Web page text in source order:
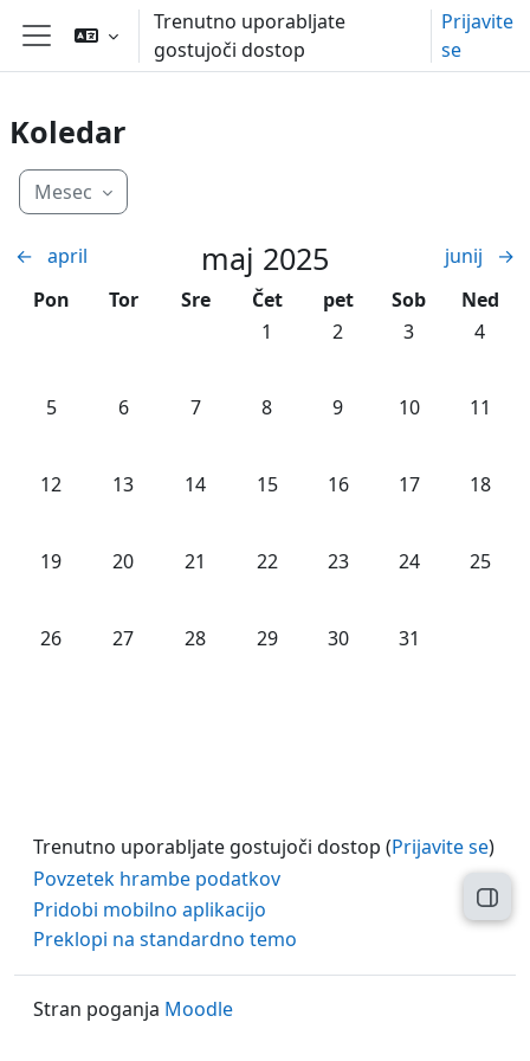
Preskoči na glavno vsebino
Stransko polje
Trenutno uporabljate
gostujoči dostop
Prijavite
se
Koledar
Mesec
← april maj 2025 junij
→
Ponedeljek
Pon Torek
Tor Sreda
Sre Četrtek
Čet petek
pet Sobota
Sob
Ned
Ni dogodkov, četrtek, 1. maj
1 Ni dogodkov, petek, 2.
2 Ni dogodkov,
3 Ni
4
Ni dogodkov, ponedeljek, 5. maj
5 Ni dogodkov, torek, 6. maj
6 Ni dogodkov, sreda, 7. maj
7 Ni dogodkov, četrtek, 8. maj
8 Ni dogodkov, petek, 9.
9 Ni dogodkov,
10 Ni
11
Ni dogodkov, ponedeljek, 12. maj
12 Ni dogodkov, torek, 13. maj
13 Ni dogodkov, sreda, 14. maj
14 Ni dogodkov, četrtek, 15. maj
15 Ni dogodkov, petek,
16 Ni dogodkov,
17 Ni
18
Ni dogodkov, ponedeljek, 19. maj
19 Ni dogodkov, torek, 20. maj
20 Ni dogodkov, sreda, 21. maj
21 Ni dogodkov, četrtek, 22. maj
22 Ni dogodkov, petek,
23 Ni dogodkov,
24 Ni
25
Ni dogodkov, ponedeljek, 26. maj
26 Ni dogodkov, torek, 27. maj
27 Ni dogodkov, sreda, 28. maj
28 Ni dogodkov, četrtek, 29. maj
29 Ni dogodkov, petek,
30 Ni dogodkov,
31
Trenutno uporabljate gostujoči dostop (Prijavite se)
Povzetek hrambe podatkov
Pridobi mobilno aplikacijo
Preklopi na standardno temo
Stran poganja Moodle